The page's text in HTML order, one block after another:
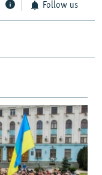
Follow us